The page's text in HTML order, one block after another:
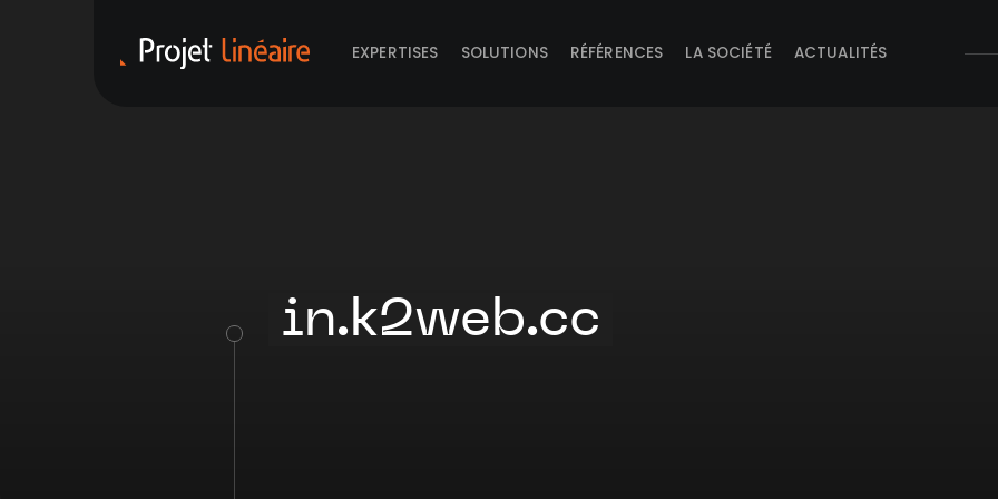
EXPERTISES SOLUTIONS RÉFÉRENCES LA SOCIÉTÉ ACTUALITÉS
in.k2web.cc